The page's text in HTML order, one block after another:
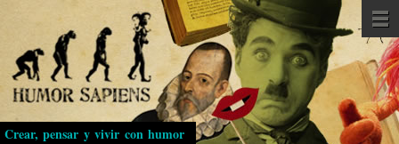
Pasar
al
contenido
principal
Crear, pensar y vivir con humor